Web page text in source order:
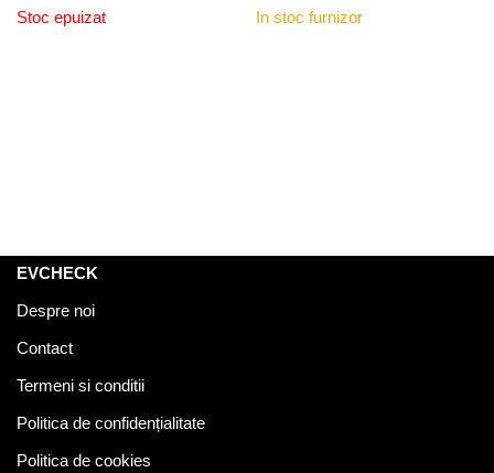
Stoc epuizat
In stoc furnizor
EVCHECK
Despre noi
Contact
Termeni si conditii
Politica de confidențialitate
Politica de cookies